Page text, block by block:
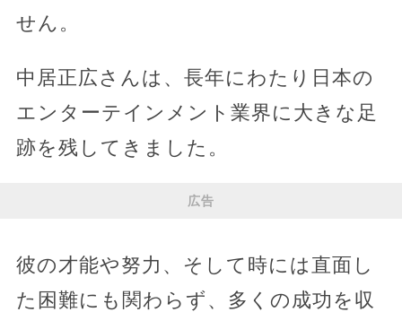
せん。
中居正広さんは、長年にわたり日本の
エンターテインメント業界に大きな足
跡を残してきました。
広告
彼の才能や努力、そして時には直面し
た困難にも関わらず、多くの成功を収